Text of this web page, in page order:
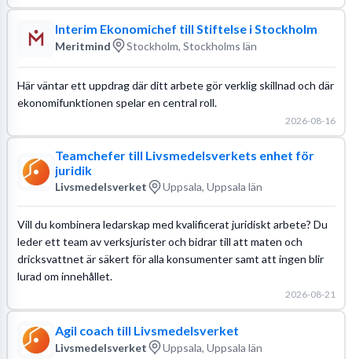
Interim Ekonomichef till Stiftelse i Stockholm
Meritmind Stockholm, Stockholms län
Här väntar ett uppdrag där ditt arbete gör verklig skillnad och där
ekonomifunktionen spelar en central roll.
2026-08-16
Teamchefer till Livsmedelsverkets enhet för
juridik
Livsmedelsverket Uppsala, Uppsala län
Vill du kombinera ledarskap med kvalificerat juridiskt arbete? Du
leder ett team av verksjurister och bidrar till att maten och
dricksvattnet är säkert för alla konsumenter samt att ingen blir
lurad om innehållet.
2026-08-21
Agil coach till Livsmedelsverket
Livsmedelsverket Uppsala, Uppsala län